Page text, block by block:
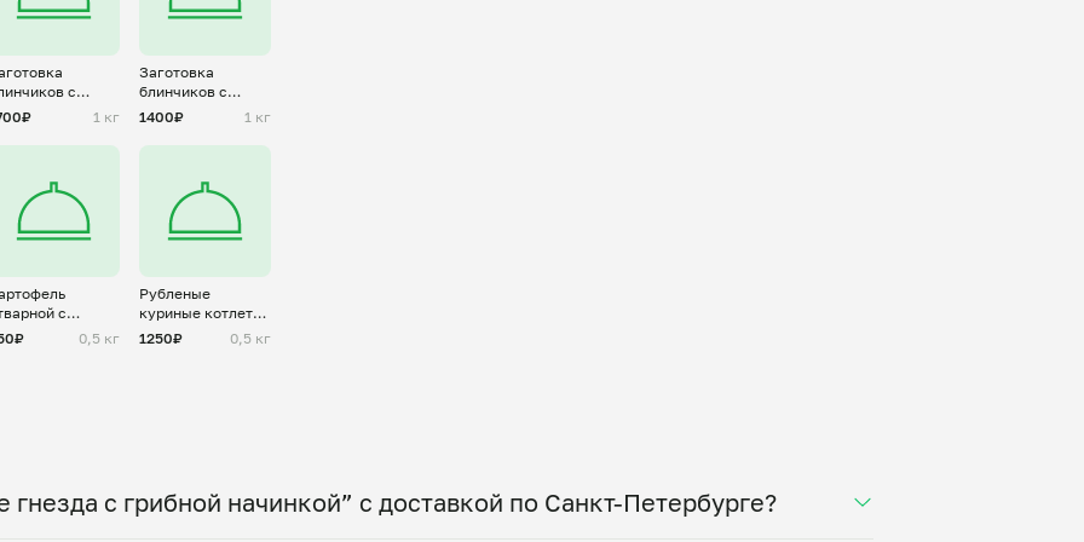
с
1 кг
Заготовка
блинчиков с
творогом
1400₽ 1 кг
с
и зеленью
0,5 кг
Рубленые
куриные котлетки
сочные
1250₽ 0,5 кг
с грибной начинкой” с доставкой по Санкт-Петербурге?